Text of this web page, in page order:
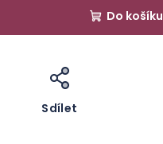
Do košíku
Sdílet